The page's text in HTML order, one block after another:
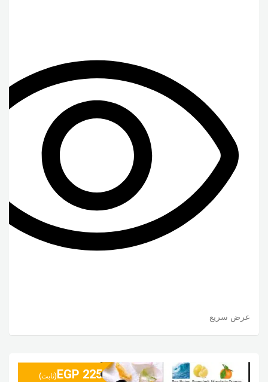
عرض سريع
EGP 225 (ثابت)